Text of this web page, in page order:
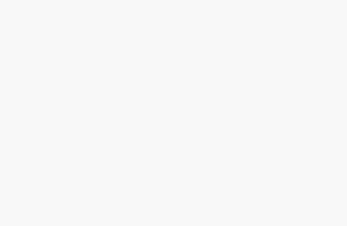
den Winterdienst, den Neujahrsempfang, aktuelle